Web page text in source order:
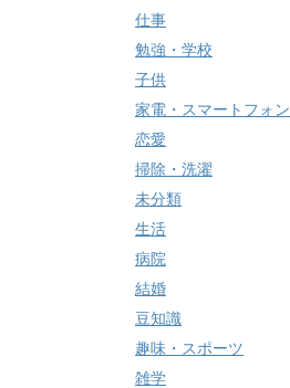
仕事
勉強・学校
子供
家電・スマートフォン
恋愛
掃除・洗濯
未分類
生活
病院
結婚
豆知識
趣味・スポーツ
雑学